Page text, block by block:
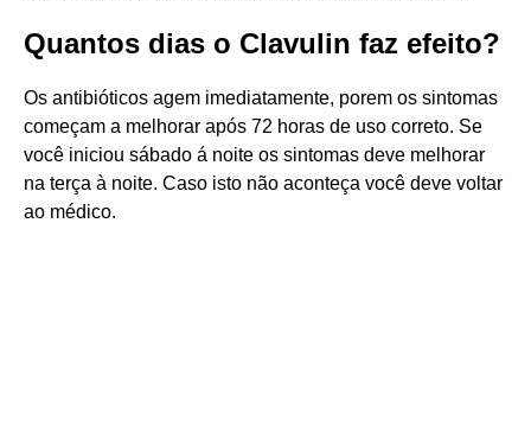
Quantos dias o Clavulin faz efeito?
Os antibióticos agem imediatamente, porem os sintomas
começam a melhorar após 72 horas de uso correto. Se
você iniciou sábado á noite os sintomas deve melhorar
na terça à noite. Caso isto não aconteça você deve voltar
ao médico.